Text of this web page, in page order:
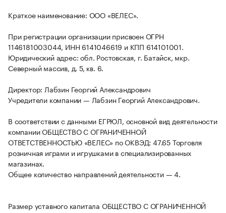
Краткое наименование: ООО «ВЕЛЕС».
При регистрации организации присвоен ОГРН
1146181003044, ИНН 6141046619 и КПП 614101001.
Юридический адрес: обл. Ростовская, г. Батайск, мкр.
Северный массив, д. 5, кв. 6.
Директор: Лабзин Георгий Александрович
Учредители компании — Лабзин Георгий Александрович.
В соответствии с данными ЕГРЮЛ, основной вид деятельности
компании ОБЩЕСТВО С ОГРАНИЧЕННОЙ
ОТВЕТСТВЕННОСТЬЮ «ВЕЛЕС» по ОКВЭД: 47.65 Торговля
розничная играми и игрушками в специализированных
магазинах.
Общее количество направлений деятельности — 4.
Размер уставного капитала ОБЩЕСТВО С ОГРАНИЧЕННОЙ